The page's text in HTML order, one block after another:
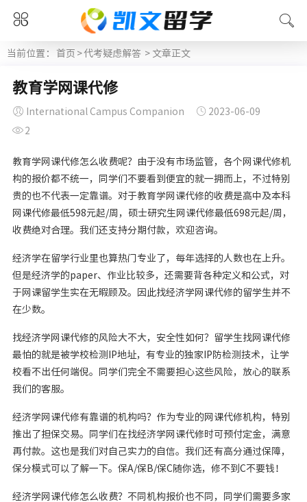
当前位置： 首页 >代考疑虑解答 > 文章正文
教育学网课代修
International Campus Companion
2023-06-09
2
教育学网课代修怎么收费呢？由于没有市场监管，各个网课代修机
构的报价都不统一，同学们不要看到便宜的就一拥而上，不过特别
贵的也不代表一定靠谱。对于教育学网课代修的收费是高中及本科
网课代修最低598元起/周，硕士研究生网课代修最低698元起/周，
收费绝对合理。我们还支持分期付款，欢迎咨询。
经济学在留学行业里也算热门专业了，每年选择的人数也在上升。
但是经济学的paper、作业比较多，还需要背各种定义和公式，对
于网课留学生实在无暇顾及。因此找经济学网课代修的留学生并不
在少数。
找经济学网课代修的风险大不大，安全性如何？留学生找网课代修
最怕的就是被学校检测IP地址，有专业的独家IP防检测技术，让学
校看不出任何端倪。同学们完全不需要担心这些风险，放心的联系
我们的客服。
经济学网课代修有靠谱的机构吗？作为专业的网课代修机构，特别
推出了担保交易。同学们在找经济学网课代修时可预付定金，满意
再付款。这也是我们对自己实力的自信。我们还有高分通过保障，
保分模式可以了解一下。保A/保B/保C随你选，修不到C不要钱！
经济学网课代修怎么收费？不同机构报价也不同，同学们需要多家